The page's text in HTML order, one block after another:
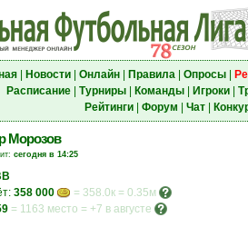
| Новости| Онлайн| Правила| Опросы|
Расписание| Турниры| Команды| Игроки|
Рейтинги| Форум Чат|
Морозов
сегодня в 14:25
358 000
= 358.0к = 0.35м
= 1163 место = +7 в августе